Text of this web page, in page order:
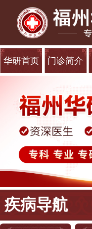
华研首页 门诊简介
疾病导航